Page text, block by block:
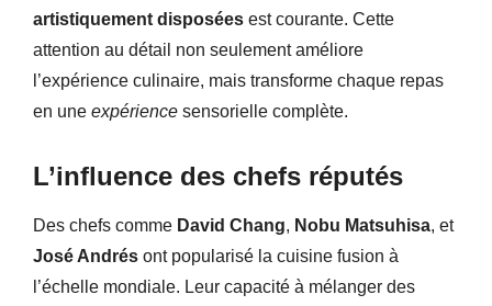
artistiquement disposées est courante. Cette
attention au détail non seulement améliore
l’expérience culinaire, mais transforme chaque repas
en une expérience sensorielle complète.
L’influence des chefs réputés
Des chefs comme David Chang, Nobu Matsuhisa, et
José Andrés ont popularisé la cuisine fusion à
l’échelle mondiale. Leur capacité à mélanger des